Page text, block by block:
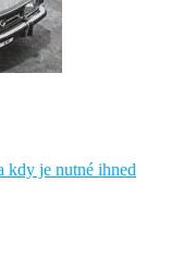
kdy je nutné ihned